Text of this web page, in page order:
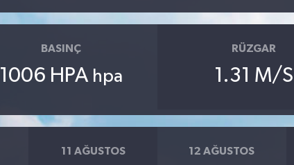
BASINÇ
1006 HPA hpa
RÜZGAR
1.31 M/S
11 AĞUSTOS 12 AĞUSTOS